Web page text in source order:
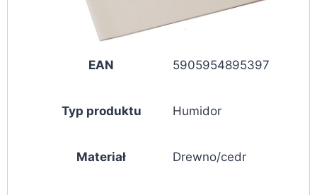
EAN 5905954895397
Typ produktu Humidor
Materiał Drewno/cedr